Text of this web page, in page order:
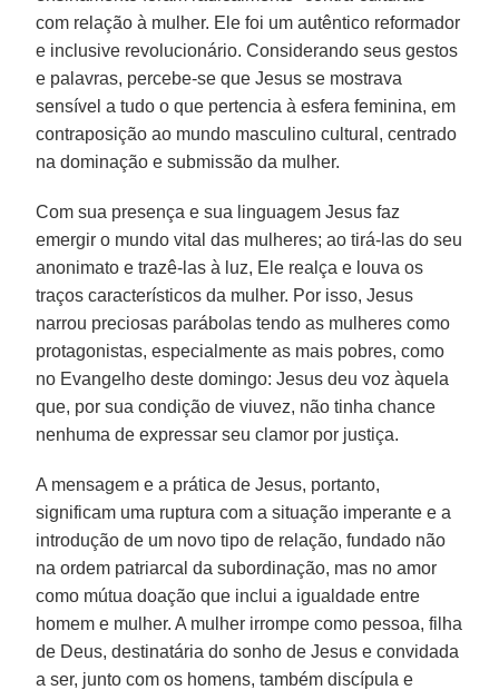
com relação à mulher. Ele foi um autêntico reformador
e inclusive revolucionário. Considerando seus gestos
e palavras, percebe-se que Jesus se mostrava
sensível a tudo o que pertencia à esfera feminina, em
contraposição ao mundo masculino cultural, centrado
na dominação e submissão da mulher.
Com sua presença e sua linguagem Jesus faz
emergir o mundo vital das mulheres; ao tirá-las do seu
anonimato e trazê-las à luz, Ele realça e louva os
traços característicos da mulher. Por isso, Jesus
narrou preciosas parábolas tendo as mulheres como
protagonistas, especialmente as mais pobres, como
no Evangelho deste domingo: Jesus deu voz àquela
que, por sua condição de viuvez, não tinha chance
nenhuma de expressar seu clamor por justiça.
A mensagem e a prática de Jesus, portanto,
significam uma ruptura com a situação imperante e a
introdução de um novo tipo de relação, fundado não
na ordem patriarcal da subordinação, mas no amor
como mútua doação que inclui a igualdade entre
homem e mulher. A mulher irrompe como pessoa, filha
de Deus, destinatária do sonho de Jesus e convidada
a ser, junto com os homens, também discípula e